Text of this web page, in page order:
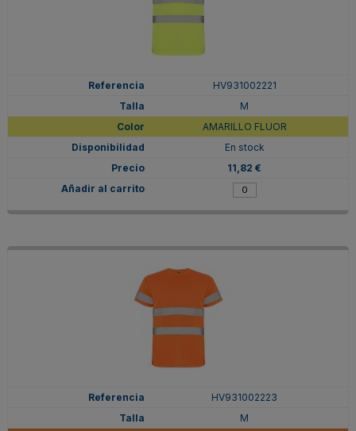
HV931002221
M
AMARILLO FLUOR
En stock
11,82 €
HV931002223
M